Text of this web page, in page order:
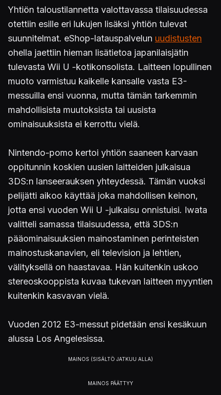
Yhtiön taloustilannetta valottavassa tilaisuudessa
otettiin esille eri lukujen lisäksi yhtiön tulevat
suunnitelmat. eShop-latauspalvelun uudistusten
ohella jaettiin hieman lisätietoa japanilaisjätin
tulevasta Wii U -kotikonsolista. Laitteen lopullinen
muoto varmistuu kaikelle kansalle vasta E3-
messuilla ensi vuonna, mutta tämän tarkemmin
mahdollisista muutoksista tai uusista
ominaisuuksista ei kerrottu vielä.
Nintendo-pomo kertoi yhtiön saaneen karvaan
oppitunnin koskien uusien laitteiden julkaisua
3DS:n lanseerauksen yhteydessä. Tämän vuoksi
pelijätti aikoo käyttää joka mahdollisen keinon,
jotta ensi vuoden Wii U -julkaisu onnistuisi. Iwata
valitteli samassa tilaisuudessa, että 3DS:n
pääominaisuuksien mainostaminen perinteisten
mainostuskanavien, eli television ja lehtien,
välityksellä on haastavaa. Hän kuitenkin uskoo
stereoskooppista kuvaa tukevan laitteen myyntien
kuitenkin kasvavan vielä.
Vuoden 2012 E3-messut pidetään ensi kesäkuun
alussa Los Angelesissa.